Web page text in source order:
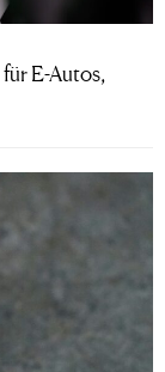
E-Autos,